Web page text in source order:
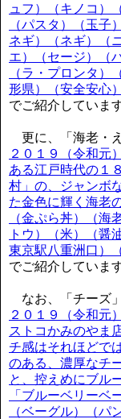
ュフ）（キノコ）
（パスタ）（玉子
ネギ）（ネギ）（
エ）（セージ）（
（ラ・プロンタ）
形県）（安全安心）
でご紹介しています
更に、「海老・
２０１９（令和元
ある江戸時代の１
村」の、ジャンボ
た金色に輝く海老
（金ぷら丼）（海
トウ）（米）（醤
東京駅八重洲口）
でご紹介しています
なお、「チーズ
２０１９（令和元
ストコかみのやま
チ感はそれほどで
のある、濃厚なチ
と、控えめにブル
「ブルーベリーベ
（ベーグル）（パ